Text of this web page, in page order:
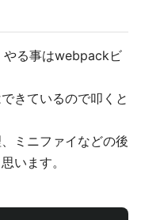
やる事はwebpackビ
きているので叩くと
ミニファイなどの後
います。